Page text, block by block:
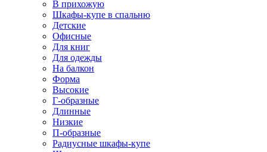
В прихожую
Шкафы-купе в спальню
Детские
Офисные
Для книг
Для одежды
На балкон
Форма
Высокие
Г-образные
Длинные
Низкие
П-образные
Радиусные шкафы-купе